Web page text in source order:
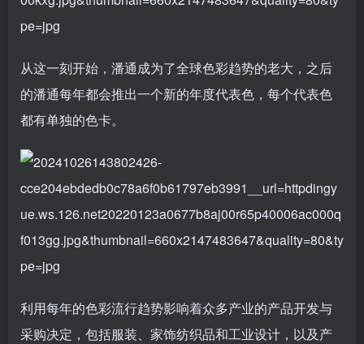
从这一刻开始，潘通成为了全球色彩趋势的老大，之后
的潘通每年都会推出一个新的年度代表色，每个代表色
都有单独的色卡。
利用每年的色彩流行趋势影响着众多产业的产品开发与
采购决定，包括服装、家饰纺织品和工业设计，以及产